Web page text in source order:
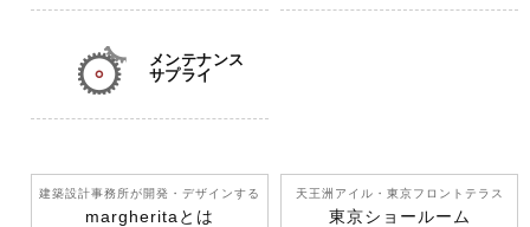
メンテナンス
サプライ
建築設計事務所が開発 ・デザインする
margherita とは
天王洲アイル ・東京フロントテラス
東京ショールーム